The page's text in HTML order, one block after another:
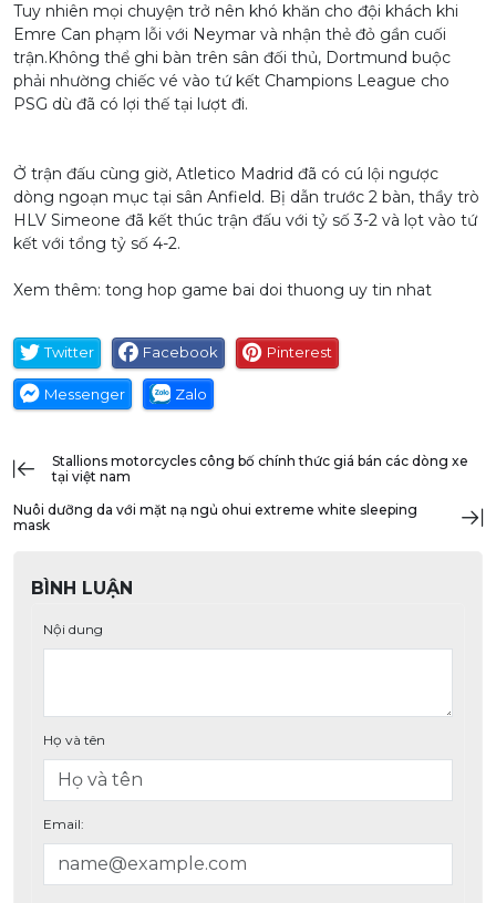
Tuy nhiên mọi chuyện trở nên khó khăn cho đội khách khi
Emre Can phạm lỗi với Neymar và nhận thẻ đỏ gần cuối
trận.Không thể ghi bàn trên sân đối thủ, Dortmund buộc
phải nhường chiếc vé vào tứ kết Champions League cho
PSG dù đã có lợi thế tại lượt đi.
Ở trận đấu cùng giờ, Atletico Madrid đã có cú lội ngược
dòng ngoạn mục tại sân Anfield. Bị dẫn trước 2 bàn, thầy trò
HLV Simeone đã kết thúc trận đấu với tỷ số 3-2 và lọt vào tứ
kết với tổng tỷ số 4-2.
Xem thêm: tong hop game bai doi thuong uy tin nhat
Twitter Facebook Pinterest
Messenger Zalo
stallions motorcycles công bố chính thức giá bán các dòng xe
tại việt nam
nuôi dưỡng da với mặt nạ ngủ ohui extreme white sleeping
mask
BÌNH LUẬN
Nội dung
Họ và tên
Email: